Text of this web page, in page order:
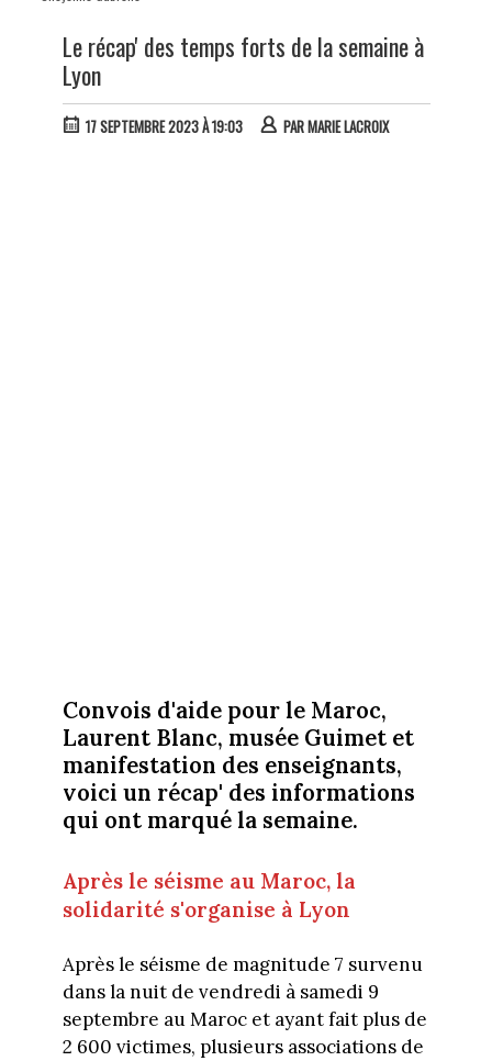
Le récap' des temps forts de la semaine à
Lyon
17 SEPTEMBRE 2023 À 19:03 PARMARIE LACROIX
Convois d'aide pour le Maroc,
Laurent Blanc, musée Guimet et
manifestation des enseignants,
voici un récap' des informations
qui ont marqué la semaine.
Après le séisme au Maroc, la
solidarité s'organise à Lyon
Après le séisme de magnitude 7 survenu
dans la nuit de vendredi à samedi 9
septembre au Maroc et ayant fait plus de
2 600 victimes, plusieurs associations de